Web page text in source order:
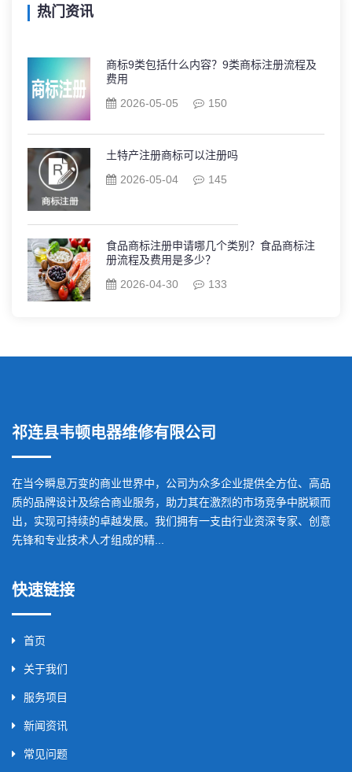
热门资讯
商标9类包括什么内容？9类商标注册流程及
费用
2026-05-05
150
土特产注册商标可以注册吗
2026-05-04
145
食品商标注册申请哪几个类别？食品商标注
册流程及费用是多少？
2026-04-30
133
祁连县韦顿电器维修有限公司
在当今瞬息万变的商业世界中，公司为众多企业提供全方位、高品
质的品牌设计及综合商业服务，助力其在激烈的市场竞争中脱颖而
出，实现可持续的卓越发展。我们拥有一支由行业资深专家、创意
先锋和专业技术人才组成的精...
快速链接
首页
关于我们
服务项目
新闻资讯
常见问题